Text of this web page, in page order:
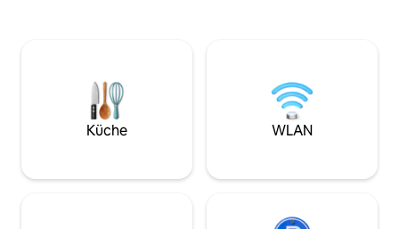
die Aspekte davon den Willen
widerspiegeln, unsere Gäste
willkommen zu heißen, um sie zu
beruhigen, als wären sie zu Hause.
suchst, unsere
deine Bedürfnisse. Mache
Aufenthalt im
wirklich
Küche WLAN